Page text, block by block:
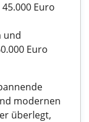
Euro
und
Euro
modernen
überlegt,